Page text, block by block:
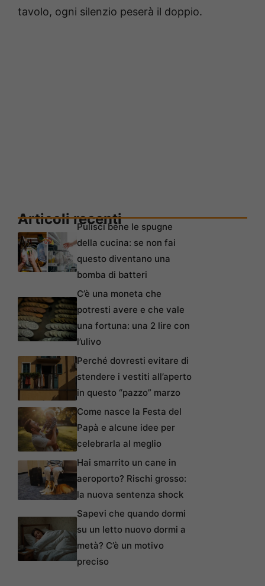
tavolo, ogni silenzio peserà il doppio.
Articoli recentiPulisci bene le spugne
della cucina: se non fai
questo diventano una
bomba di batteri
C’è una moneta che
potresti avere e che vale
una fortuna: una 2 lire con
l’ulivo
Perché dovresti evitare di
stendere i vestiti all’aperto
in questo “pazzo” marzo
Come nasce la Festa del
Papà e alcune idee per
celebrarla al meglio
Hai smarrito un cane in
aeroporto? Rischi grosso:
la nuova sentenza shock
Sapevi che quando dormi
su un letto nuovo dormi a
metà? C’è un motivo
preciso